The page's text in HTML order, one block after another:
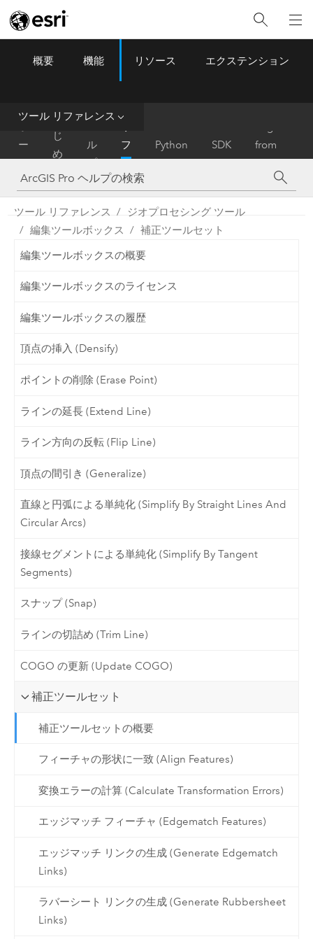
ArcGIS Pro Menu
概要 機能 リソース エクステンション
ツール リファレンス
ー
ム
は
じ
め
に
ル
プ
フ
ァ
レ
ン
ス
Python SDK
from
ArcMap
ツール リファレンス
ジオプロセシング ツール
編集ツールボックス
補正ツールセット
編集ツールボックスの概要
編集ツールボックスのライセンス
編集ツールボックスの履歴
頂点の挿入 (Densify)
ポイントの削除 (Erase Point)
ラインの延長 (Extend Line)
ライン方向の反転 (Flip Line)
頂点の間引き (Generalize)
直線と円弧による単純化 (Simplify By Straight Lines And
Circular Arcs)
接線セグメントによる単純化 (Simplify By Tangent
Segments)
スナップ (Snap)
ラインの切詰め (Trim Line)
COGO の更新 (Update COGO)
補正ツールセット
補正ツールセットの概要
フィーチャの形状に一致 (Align Features)
変換エラーの計算 (Calculate Transformation Errors)
エッジマッチ フィーチャ (Edgematch Features)
エッジマッチ リンクの生成 (Generate Edgematch
Links)
ラバーシート リンクの生成 (Generate Rubbersheet
Links)